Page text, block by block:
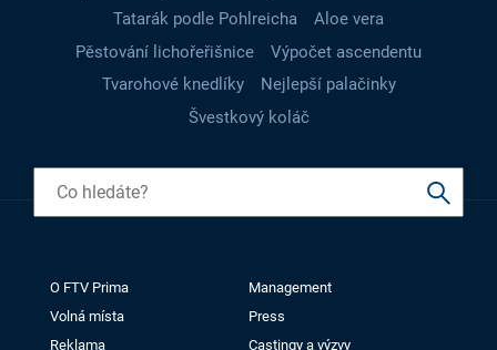
Tatarák podle Pohlreicha
Aloe vera
Pěstování lichořeřišnice
Výpočet ascendentu
Tvarohové knedlíky
Nejlepší palačinky
Švestkový koláč
O FTV Prima
Management
Volná místa
Press
Reklama
Castingy a výzvy